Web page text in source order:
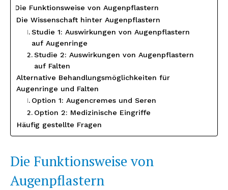
Die Funktionsweise von Augenpflastern
Die Wissenschaft hinter Augenpflastern
Studie 1: Auswirkungen von Augenpflastern
auf Augenringe
Studie 2: Auswirkungen von Augenpflastern
auf Falten
Alternative Behandlungsmöglichkeiten für
Augenringe und Falten
Option 1: Augencremes und Seren
Option 2: Medizinische Eingriffe
Häufig gestellte Fragen
Die Funktionsweise von
Augenpflastern